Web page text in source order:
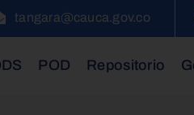
tangara@cauca.gov.co
POD Repositorio